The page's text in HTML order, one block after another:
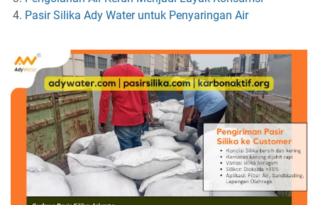
Pasir Silika Ady Water untuk Penyaringan Air